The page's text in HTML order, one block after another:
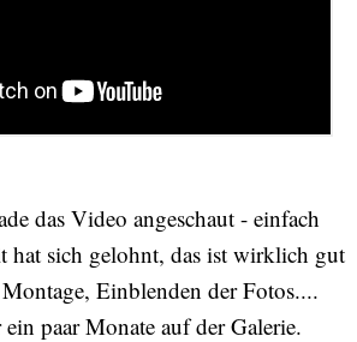
das Video angeschaut - einfach
hat sich gelohnt, das ist wirklich gut
Einblenden der Fotos....
paar Monate auf der Galerie.